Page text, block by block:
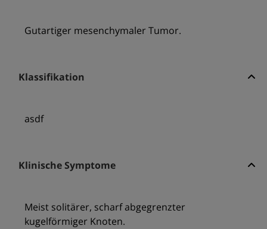
Gutartiger mesenchymaler Tumor.
Klassifikation
asdf
Klinische Symptome
Meist solitärer, scharf abgegrenzter
kugelförmiger Knoten.